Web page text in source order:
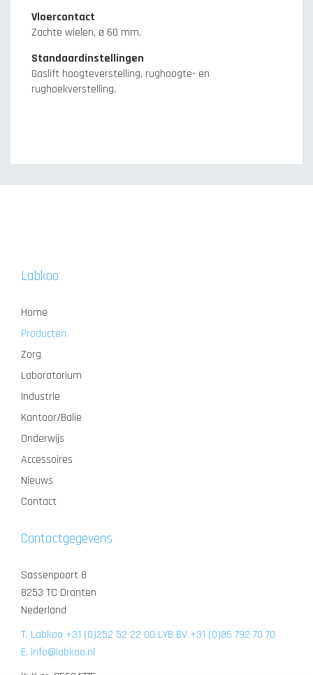
Vloercontact
Zachte wielen, ø 60 mm.
Standaardinstellingen
Gaslift hoogteverstelling, rughoogte- en
rughoekverstelling.
Labkoo
Home
Producten
Zorg
Laboratorium
Industrie
Kantoor/Balie
Onderwijs
Accessoires
Nieuws
Contact
Contactgegevens
Sassenpoort 8
8253 TC Dronten
Nederland
T. Labkoo +31 (0)252 52 22 00 LYB BV +31 (0)85 792 70 70
E. info@labkoo.nl